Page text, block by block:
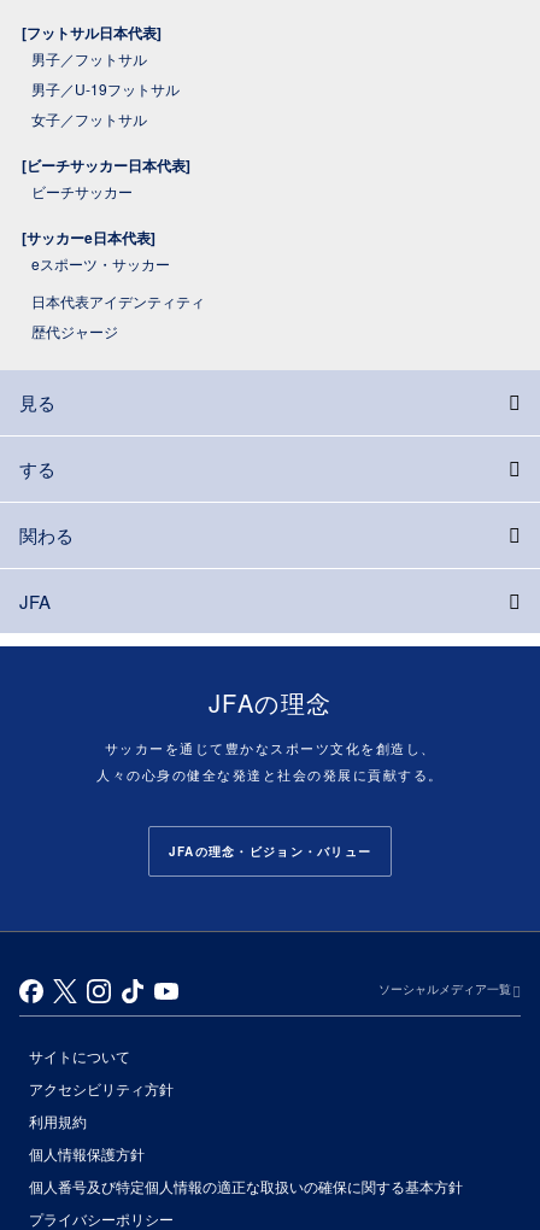
[フットサル日本代表]
男子／フットサル
男子／U-19フットサル
女子／フットサル
[ビーチサッカー日本代表]
ビーチサッカー
[サッカーe日本代表]
eスポーツ・サッカー
日本代表アイデンティティ
歴代ジャージ
見る
する
関わる
JFA
JFAの理念
サッカーを通じて豊かなスポーツ文化を創造し、
人々の心身の健全な発達と社会の発展に貢献する。
JFAの理念・ビジョン・バリュー
ソーシャルメディア一覧
サイトについて
アクセシビリティ方針
利用規約
個人情報保護方針
個人番号及び特定個人情報の適正な取扱いの確保に関する基本方針
プライバシーポリシー